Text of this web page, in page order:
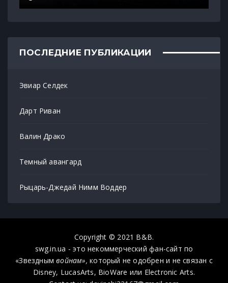
ПОСЛЕДНИЕ ПУБЛИКАЦИИ
Эвиар Селдек
Дарт Риван
Валин Драко
Темный авангард
Рыцарь-Джедай Нимм Воддер
Copyright © 2021 B&B.
swg.in.ua - это некоммерческий фан-сайт по
«Звезднымвойнам», который не одобрен и не связан с
Disney, LucasArts, BioWare или Electronic Arts.